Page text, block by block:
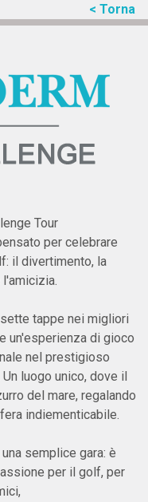
< Torna
Tour
per celebrare
il divertimento, la
tappe nei migliori
un'esperienza di gioco
nel prestigioso
luogo unico, dove il
del mare, regalando
indiementicabile.
semplice gara: è
per il golf, per